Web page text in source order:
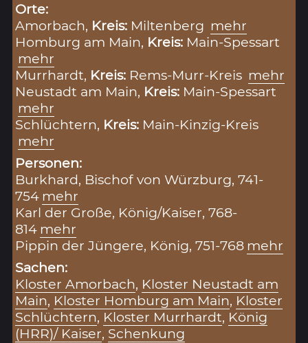
Orte:
Amorbach, Kreis: Miltenberg mehr
Homburg am Main, Kreis: Main-Spessart
mehr
Murrhardt, Kreis: Rems-Murr-Kreis mehr
Neustadt am Main, Kreis: Main-Spessart
mehr
Schlüchtern, Kreis: Main-Kinzig-Kreis
mehr
Personen:
Burkhard, Bischof von Würzburg, 741-
754 mehr
Karl der Große, König/Kaiser, 768-
814 mehr
Pippin der Jüngere, König, 751-768 mehr
Sachen:
Kloster Amorbach, Kloster Neustadt am
Main, Kloster Homburg am Main, Kloster
Schlüchtern, Kloster Murrhardt, König
(HRR)/ Kaiser, Schenkung